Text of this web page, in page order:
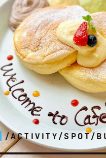
/ACTIVITY/SPOT/